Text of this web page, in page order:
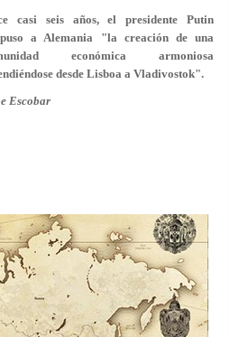
casi seis años, el presidente Putin
a Alemania "la creación de una
económica armoniosa
desde Lisboa a Vladivostok".
Escobar